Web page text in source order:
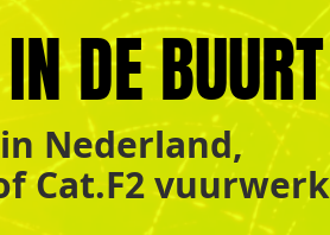
DE BUURT
Nederland,
Cat.F2 vuurwerk